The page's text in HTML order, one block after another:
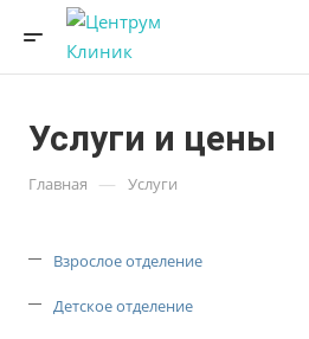
Услуги и цены
Главная — Услуги
Взрослое отделение
Детское отделение